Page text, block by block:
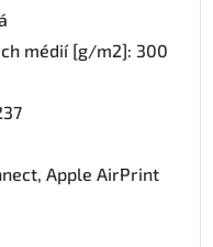
médií [g/m2]: 300
Apple AirPrint